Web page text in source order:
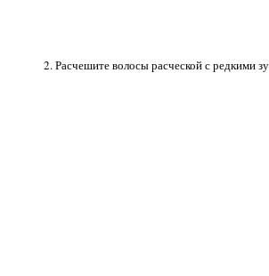
2. Расчешите волосы расческой с редкими